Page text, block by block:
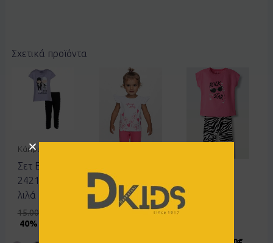
Σχετικά προϊόντα
Κάπρι
Σετ Ebita
242121
λιλά
15.00€
40% OFF
Κάπρι
Σετ Joyce
2611121